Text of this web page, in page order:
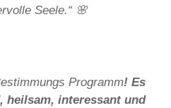
Seele.“ 🌸
Programm! Es
heilsam, interessant und